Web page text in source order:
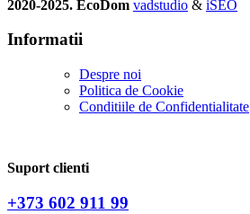
2020-2025. EcoDom vadstudio & iSEO
Informatii
Despre noi
Politica de Сookie
Conditiile de Confidentialitate
Suport clienti
+373 602 911 99